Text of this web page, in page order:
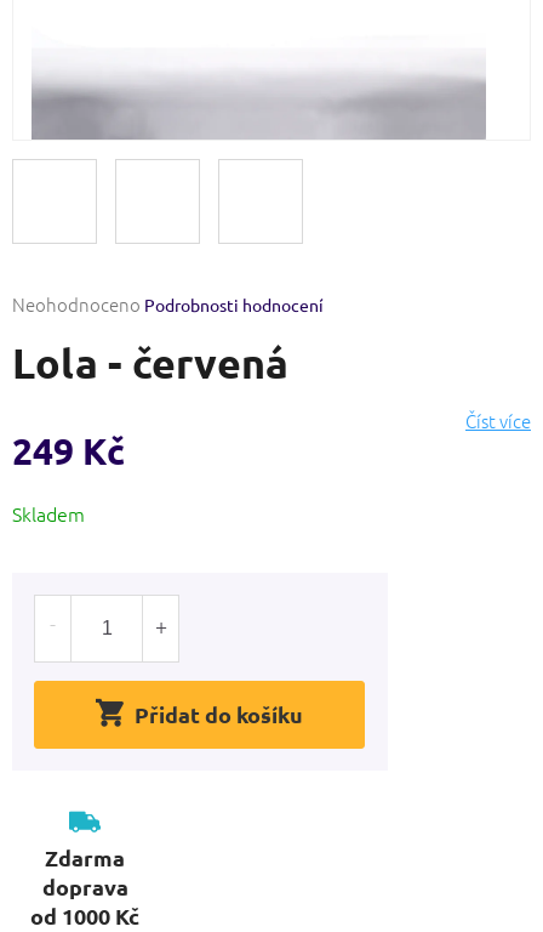
Průměrné
produktu
je
5
hvězdiček.
Neohodnoceno Podrobnosti hodnocení
Lola - červená
Číst více
249 Kč
cena:
Skladem
Přidat do košíku
Zdarma
doprava
od 1000 Kč